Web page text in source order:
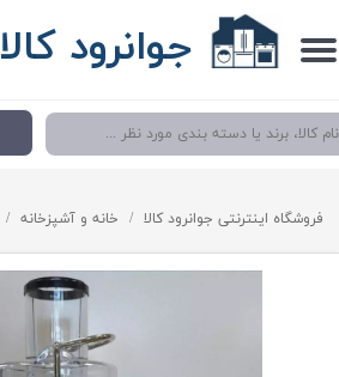
جوانرود کالاحساب کاربری من
تغییر گذر واژه
سفارشات
خروج از حساب کاربری
فروشگاه اینترنتی جوانرود کالا خانه و آشپزخانه